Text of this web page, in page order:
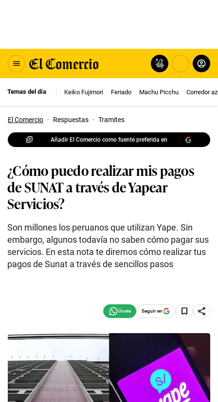
Temas del día Keiko Fujimori Feriado Machu Picchu Corredor
El Comercio · Respuestas · Tramites
Añadir El Comercio como fuente preferida en
¿Cómo puedo realizar mis pagos
de SUNAT a través de Yapear
Servicios?
Son millones los peruanos que utilizan Yape. Sin
embargo, algunos todavía no saben cómo pagar sus
servicios. En esta nota te diremos cómo realizar tus
pagos de Sunat a través de sencillos pasos
Seguir en